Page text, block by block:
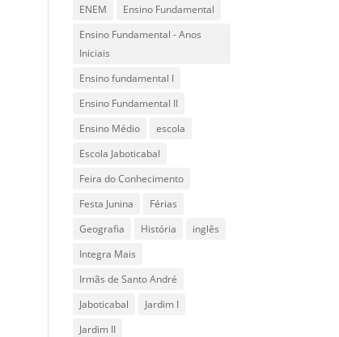
ENEM
Ensino Fundamental
Ensino Fundamental - Anos
Iniciais
Ensino fundamental I
Ensino Fundamental II
Ensino Médio
escola
Escola Jaboticabal
Feira do Conhecimento
Festa Junina
Férias
Geografia
História
inglês
Integra Mais
Irmãs de Santo André
Jaboticabal
Jardim I
Jardim II